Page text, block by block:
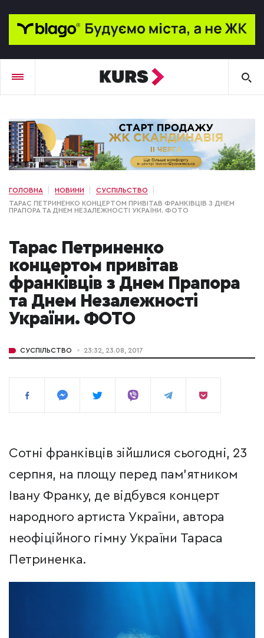
ГОЛОВНА НОВИНИ
СУСПІЛЬСТВО
ТАРАС ПЕТРИНЕНКО КОНЦЕРТОМ ПРИВІТАВ ФРАНКІВЦІВ З ДНЕМ
ПРАПОРА ТА ДНЕМ НЕЗАЛЕЖНОСТІ УКРАЇНИ. ФОТО
Тарас Петриненко
концертом привітав
франківців з Днем Прапора
та Днем Незалежності
України. ФОТО
СУСПІЛЬСТВО 23:32, 23.08, 2017
Сотні франківців зійшлися сьогодні, 23
серпня, на площу перед пам'ятником
Івану Франку, де відбувся концерт
народного артиста України, автора
неофіційного гімну України Тараса
Петриненка.